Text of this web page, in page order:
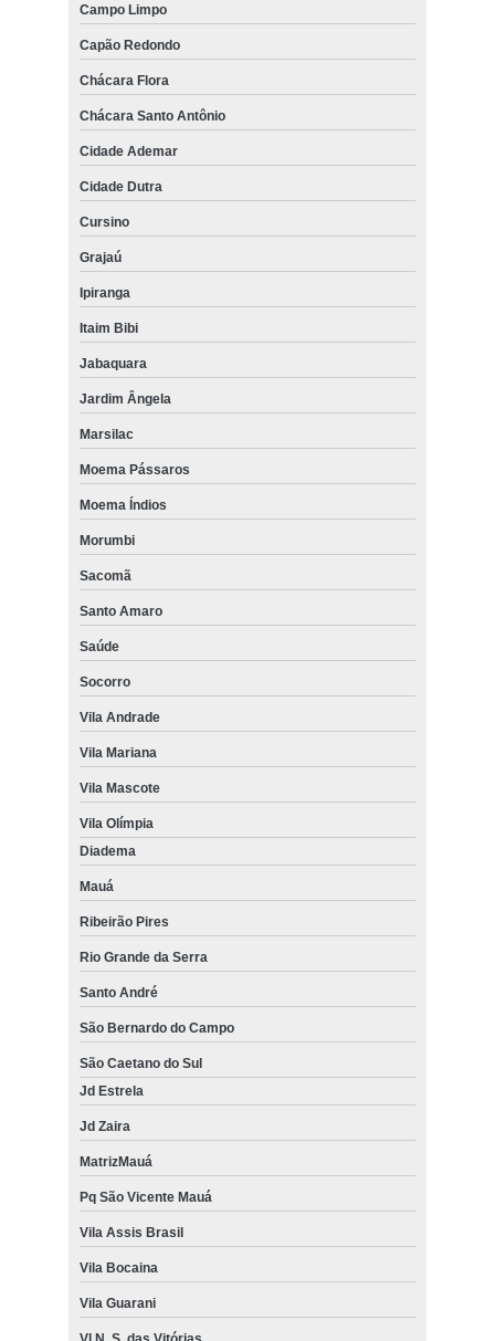
Campo Limpo
Capão Redondo
Chácara Flora
Chácara Santo Antônio
Cidade Ademar
Cidade Dutra
Cursino
Grajaú
Ipiranga
Itaim Bibi
Jabaquara
Jardim Ângela
Marsilac
Moema Pássaros
Moema Índios
Morumbi
Sacomã
Santo Amaro
Saúde
Socorro
Vila Andrade
Vila Mariana
Vila Mascote
Vila Olímpia
Diadema
Mauá
Ribeirão Pires
Rio Grande da Serra
Santo André
São Bernardo do Campo
São Caetano do Sul
Jd Estrela
Jd Zaira
MatrizMauá
Pq São Vicente Mauá
Vila Assis Brasil
Vila Bocaina
Vila Guarani